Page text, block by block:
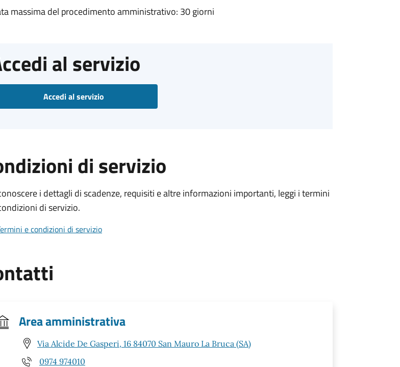
massima del procedimento amministrativo: 30 giorni
al servizio
Accedi al servizio
di servizio
i dettagli di scadenze, requisiti e altre informazioni importanti, leggi i termini
di servizio.
e condizioni di servizio
Area amministrativa
Via Alcide De Gasperi, 16 84070 San Mauro La Bruca (SA)
0974 974010